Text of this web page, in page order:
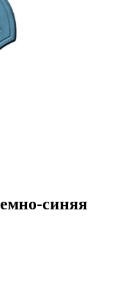
синяя